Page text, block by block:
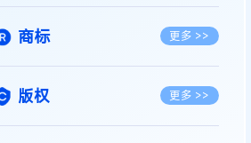
商标 更多 >>
版权 更多 >>